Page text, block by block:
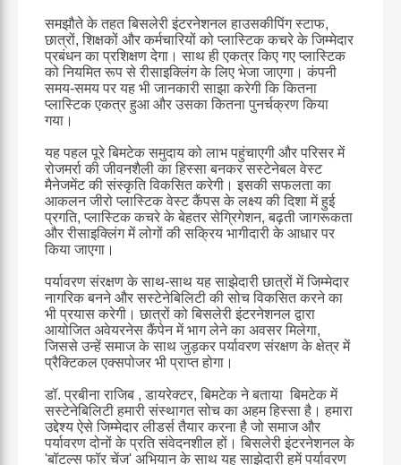
समझौते के तहत बिसलेरी इंटरनेशनल हाउसकीपिंग स्टाफ,
छात्रों, शिक्षकों और कर्मचारियों को प्लास्टिक कचरे के जिम्मेदार
प्रबंधन का प्रशिक्षण देगा। साथ ही एकत्र किए गए प्लास्टिक
को नियमित रूप से रीसाइक्लिंग के लिए भेजा जाएगा। कंपनी
समय-समय पर यह भी जानकारी साझा करेगी कि कितना
प्लास्टिक एकत्र हुआ और उसका कितना पुनर्चक्रण किया
गया।
यह पहल पूरे बिमटेक समुदाय को लाभ पहुंचाएगी और परिसर में
रोजमर्रा की जीवनशैली का हिस्सा बनकर सस्टेनेबल वेस्ट
मैनेजमेंट की संस्कृति विकसित करेगी। इसकी सफलता का
आकलन जीरो प्लास्टिक वेस्ट कैंपस के लक्ष्य की दिशा में हुई
प्रगति, प्लास्टिक कचरे के बेहतर सेग्रिगेशन, बढ़ती जागरूकता
और रीसाइक्लिंग में लोगों की सक्रिय भागीदारी के आधार पर
किया जाएगा।
पर्यावरण संरक्षण के साथ-साथ यह साझेदारी छात्रों में जिम्मेदार
नागरिक बनने और सस्टेनेबिलिटी की सोच विकसित करने का
भी प्रयास करेगी। छात्रों को बिसलेरी इंटरनेशनल द्वारा
आयोजित अवेयरनेस कैंपेन में भाग लेने का अवसर मिलेगा,
जिससे उन्हें समाज के साथ जुड़कर पर्यावरण संरक्षण के क्षेत्र में
प्रैक्टिकल एक्सपोजर भी प्राप्त होगा।
डॉ. प्रबीना राजिब , डायरेक्टर, बिमटेक ने बताया बिमटेक में
सस्टेनेबिलिटी हमारी संस्थागत सोच का अहम हिस्सा है। हमारा
उद्देश्य ऐसे जिम्मेदार लीडर्स तैयार करना है जो समाज और
पर्यावरण दोनों के प्रति संवेदनशील हों। बिसलेरी इंटरनेशनल के
'बॉटल्स फॉर चेंज' अभियान के साथ यह साझेदारी हमें पर्यावरण